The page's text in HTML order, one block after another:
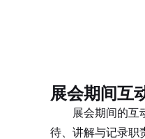
展会期间互
展会期间的互动
待、讲解与记录职